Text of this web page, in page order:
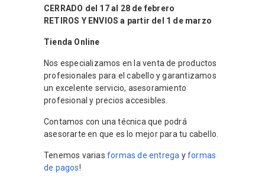
CERRADO del 17 al 28 de febrero
RETIROS Y ENVIOS a partir del 1 de marzo
Tienda Online
Nos especializamos en la venta de productos
profesionales para el cabello y garantizamos
un excelente servicio, asesoramiento
profesional y precios accesibles.
Contamos con una técnica que podrá
asesorarte en que es lo mejor para tu cabello.
Tenemos varias formas de entrega yformas
de pagos!